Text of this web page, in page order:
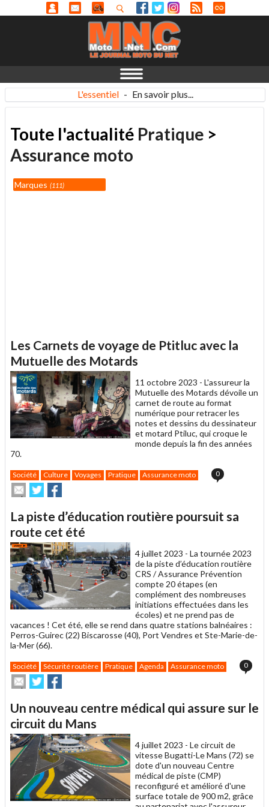
L'essentiel - En savoir plus...
Toute l'actualité Pratique >
Assurance moto
Marques 111
Les Carnets de voyage de Ptitluc avec la
Mutuelle des Motards
11 octobre 2023 - L'assureur la
Mutuelle des Motards dévoile un
carnet de route au format
numérique pour retracer les
notes et dessins du dessinateur
et motard Ptiluc, qui croque le
monde depuis la fin des années
70.
Société Culture Voyages Pratique Assurance moto 0
Envoyer
cet
à
un
ami
Partager
sur
sur
La piste d’éducation routière poursuit sa
route cet été
4 juillet 2023 - La tournée 2023
de la piste d’éducation routière
CRS / Assurance Prévention
compte 20 étapes (en
complément des nombreuses
initiations effectuées dans les
écoles) et ne prend pas de
vacances ! Cet été, elle se rend dans quatre stations balnéaires :
Perros-Guirec (22) Biscarosse (40), Port Vendres et Ste-Marie-de-
la-Mer (66).
Société Sécurité routière Pratique Agenda Assurance moto 0
Envoyer
cet
à
un
ami
Partager
sur
sur
Un nouveau centre médical qui assure sur le
circuit du Mans
4 juillet 2023 - Le circuit de
vitesse Bugatti-Le Mans (72) se
dote d'un nouveau Centre
médical de piste (CMP)
reconfiguré et amélioré d'une
surface totale de 900 m2, grâce